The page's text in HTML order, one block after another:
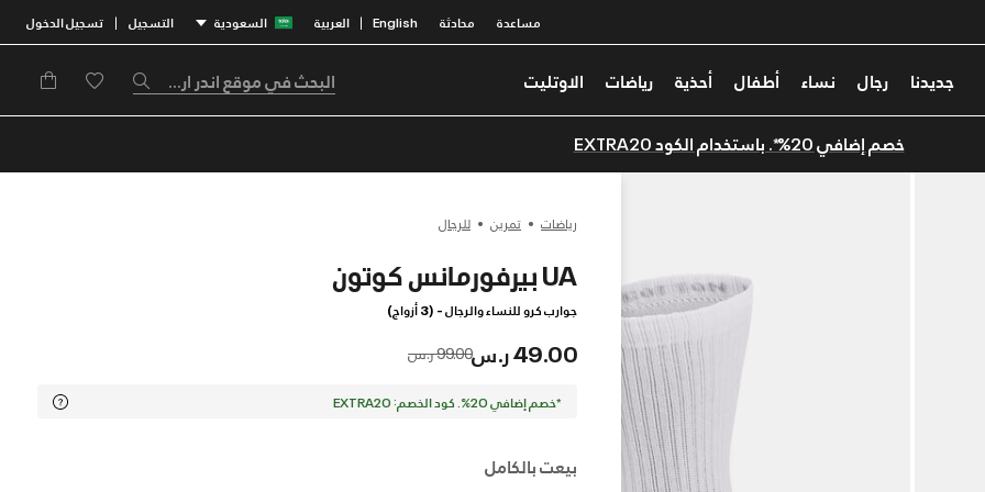
مساعدة محادثة English
| العربية السعودية التسجيل | تسجيل الدخول
جديدنا رجال نساء أطفال أحذية رياضات الاوتليت
خصم إضافي 20%*. باستخدام الكود EXTRA20
رياضات تمرين للرجال
UA بيرفورمانس كوتون
جوارب كرو للنساء والرجال - (3 أزواج)
49.00 ر.س Price reduced from
99.00 ر.س to
*خصم إضافي 20%. كود الخصم: EXTRA20
بيعت بالكامل